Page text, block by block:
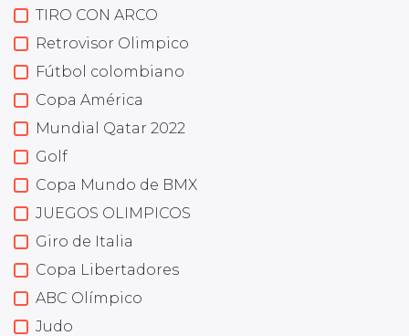
TIRO CON ARCO
Retrovisor Olimpico
Fútbol colombiano
Copa América
Mundial Qatar 2022
Golf
Copa Mundo de BMX
JUEGOS OLIMPICOS
Giro de Italia
Copa Libertadores
ABC Olímpico
Judo